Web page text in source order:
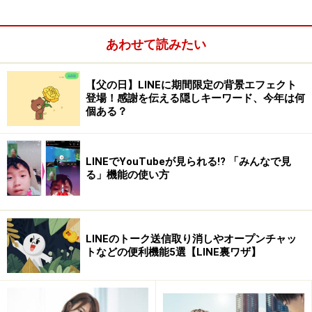
「トーク」から「フォントサイズ」を選択。文字サイズを選
びましょう
「設定」画面で他のサイズに変更したら、「トーク」に
移動して、文字サイズを確認してみてください。少し面
倒ですが、自分に合ったサイズにすれば、より「トー
ク」しやすくなりますよ。
ちなみに、各設定での文字の大きさは、下の通りです。
参考にしてみてください。
あわせて読みたい
【父の日】LINEに期間限定の背景エフェクト
登場！感謝を伝える隠しキーワード、今年は何
個ある？
LINEでYouTubeが見られる!? 「みんなで見
る」機能の使い方
LINEのトーク送信取り消しやオープンチャッ
トなどの便利機能5選【LINE裏ワザ】